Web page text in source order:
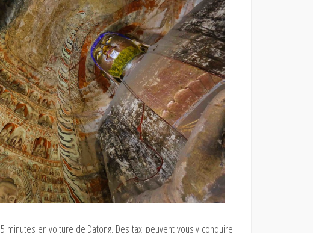
en voiture de Datong. Des taxi peuvent vous y conduire